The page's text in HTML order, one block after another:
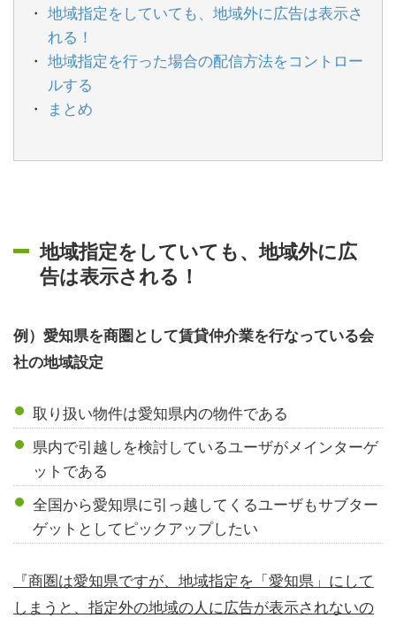
地域指定をしていても、地域外に広告は表示さ
れる！
地域指定を行った場合の配信方法をコントロー
ルする
まとめ
地域指定をしていても、地域外に広
告は表示される！
例）愛知県を商圏として賃貸仲介業を行なっている会
社の地域設定
取り扱い物件は愛知県内の物件である
県内で引越しを検討しているユーザがメインターゲ
ットである
全国から愛知県に引っ越してくるユーザもサブター
ゲットとしてピックアップしたい
『商圏は愛知県ですが、地域指定を「愛知県」にして
しまうと、指定外の地域の人に広告が表示されないの